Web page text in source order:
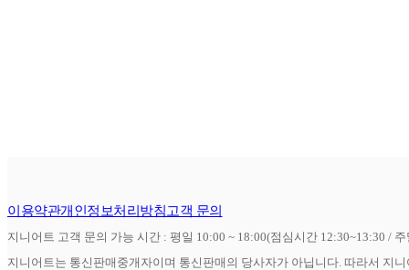
이용약관개인정보처리방침고객 문의
지니어트 고객 문의 가능 시간 : 평일 10:00 ~ 18:00(점심시간 12:30~13:30 /
지니어트는 통신판매중개자이며 통신판매의 당사자가 아닙니다. 따라서 지